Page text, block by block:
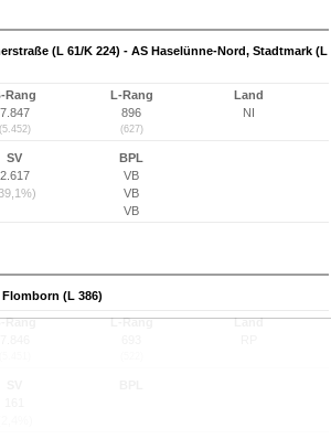
(L 61/K 224) - AS Haselünne-Nord, Stadtmark (L
Rang
7.847
(5.452)
L-Rang
896
(627)
Land
NI
SV
2.617
BPL
VB
VB
VB
(L 386)
Rang
L-Rang
Land